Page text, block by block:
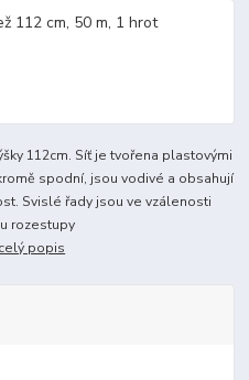
112cm. Síť je tvořena plastovými
spodní, jsou vodivé a obsahují
Svislé řady jsou ve vzálenosti
rozestupy
celý popis